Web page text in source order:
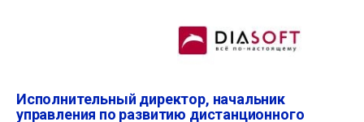
Исполнительный директор, начальник
управления по развитию дистанционного